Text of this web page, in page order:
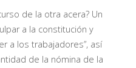
de la otra acera? Un
a la constitución y
a los trabajadores”, así
de la nómina de la